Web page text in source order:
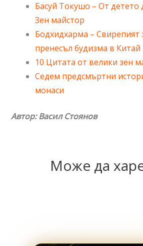
Басуй Токушо – От
Зен майстор
Бодхидхарма – Свирепият
пренесъл будизма в Китай
10 Цитата от велики зен
Седем предсмъртни
монаси
Автор: Васил Стоянов
Може да